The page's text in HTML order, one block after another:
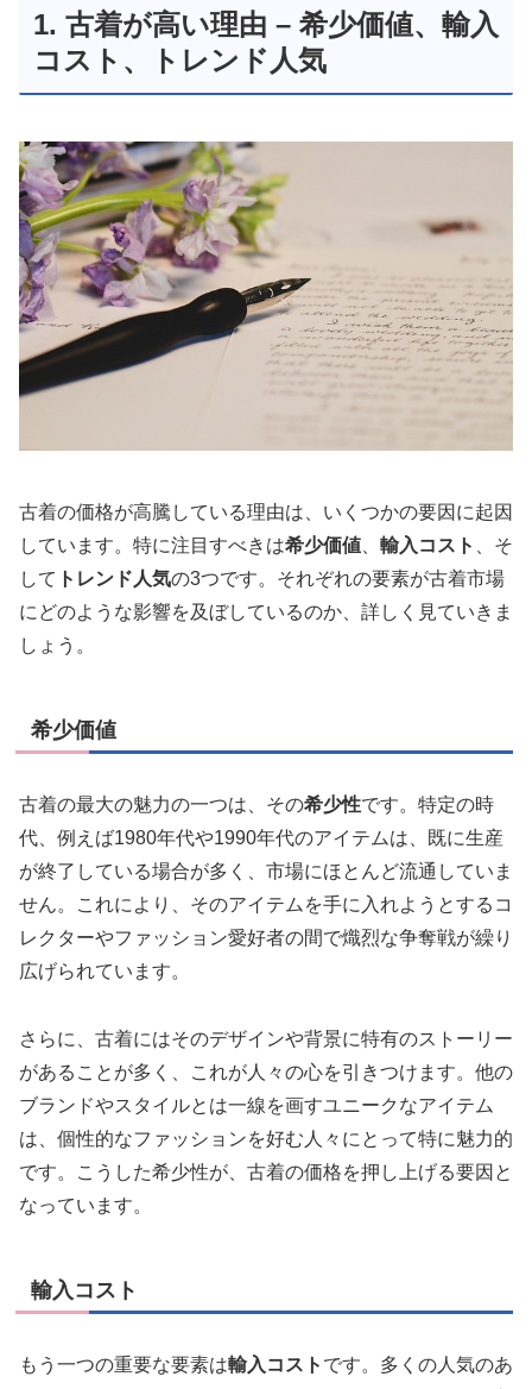
1. 古着が高い理由 – 希少価値、輸入
コスト、トレンド人気
古着の価格が高騰している理由は、いくつかの要因に起因
しています。特に注目すべきは希少価値 輸入コスト
、そ
して トレンド人気の3つです。それぞれの要素が古着市場
にどのような影響を及ぼしているのか、詳しく見ていきま
しょう。
希少価値
古着の最大の魅力の一つは、その希少性です。特定の時
代、例えば1980年代や1990年代のアイテムは、既に生産
が終了している場合が多く、市場にほとんど流通していま
せん。これにより、そのアイテムを手に入れようとするコ
レクターやファッション愛好者の間で熾烈な争奪戦が繰り
広げられています。
さらに、古着にはそのデザインや背景に特有のストーリー
があることが多く、これが人々の心を引きつけます。他の
ブランドやスタイルとは一線を画すユニークなアイテム
は、個性的なファッションを好む人々にとって特に魅力的
です。こうした希少性が、古着の価格を押し上げる要因と
なっています。
輸入コスト
もう一つの重要な要素は輸入コスト です。多くの人気のあ